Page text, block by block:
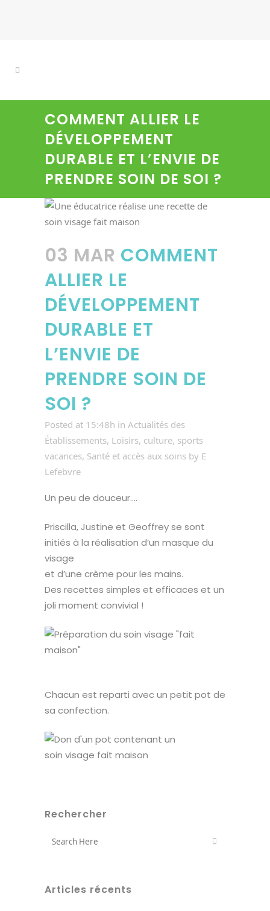
COMMENT ALLIER LE
DÉVELOPPEMENT
DURABLE ET L’ENVIE DE
PRENDRE SOIN DE SOI ?
03 MAR COMMENT
ALLIER LE
DÉVELOPPEMENT
DURABLE ET
L’ENVIE DE
PRENDRE SOIN DE
SOI ?
Posted at 15:48h in Actualités des
Établissements, Loisirs, culture, sports
vacances, Santé et accès aux soins by E
Lefebvre
Un peu de douceur….
Priscilla, Justine et Geoffrey se sont
initiés à la réalisation d’un masque du
visage
et d’une crème pour les mains.
Des recettes simples et efficaces et un
joli moment convivial !
Chacun est reparti avec un petit pot de
sa confection.
Rechercher
Articles récents